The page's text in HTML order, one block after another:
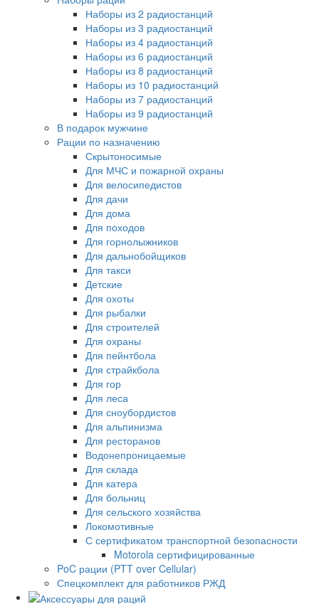
Наборы из 2 радиостанций
Наборы из 3 радиостанций
Наборы из 4 радиостанций
Наборы из 6 радиостанций
Наборы из 8 радиостанций
Наборы из 10 радиостанций
Наборы из 7 радиостанций
Наборы из 9 радиостанций
В подарок мужчине
Рации по назначению
Скрытоносимые
Для МЧС и пожарной охраны
Для велосипедистов
Для дачи
Для дома
Для походов
Для горнолыжников
Для дальнобойщиков
Для такси
Детские
Для охоты
Для рыбалки
Для строителей
Для охраны
Для пейнтбола
Для страйкбола
Для гор
Для леса
Для сноубордистов
Для альпинизма
Для ресторанов
Водонепроницаемые
Для склада
Для катера
Для больниц
Для сельского хозяйства
Локомотивные
С сертификатом транспортной безопасности
Motorola сертифицированные
PoC рации (PTT over Cellular)
Спецкомплект для работников РЖД